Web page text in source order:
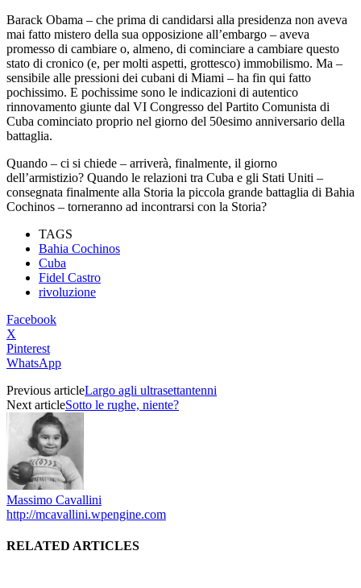
Barack Obama – che prima di candidarsi alla presidenza non aveva
mai fatto mistero della sua opposizione all’embargo – aveva
promesso di cambiare o, almeno, di cominciare a cambiare questo
stato di cronico (e, per molti aspetti, grottesco) immobilismo. Ma –
sensibile alle pressioni dei cubani di Miami – ha fin qui fatto
pochissimo. E pochissime sono le indicazioni di autentico
rinnovamento giunte dal VI Congresso del Partito Comunista di
Cuba cominciato proprio nel giorno del 50esimo anniversario della
battaglia.
Quando – ci si chiede – arriverà, finalmente, il giorno
dell’armistizio? Quando le relazioni tra Cuba e gli Stati Uniti –
consegnata finalmente alla Storia la piccola grande battaglia di Bahia
Cochinos – torneranno ad incontrarsi con la Storia?
TAGS
Bahia Cochinos
Cuba
Fidel Castro
rivoluzione
Facebook
X
Pinterest
WhatsApp
Previous articleLargo agli ultrasettantenni
Next articleSotto le rughe, niente?
Massimo Cavallini
http://mcavallini.wpengine.com
RELATED ARTICLES